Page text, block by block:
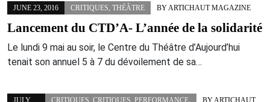
JUNE 23, 2016 CRITIQUES THÉÂTRE BY ARTICHAUT MAGAZINE
Lancement du CTD’A- L’année de la solidarité
Le lundi 9 mai au soir, le Centre du Théâtre d’Aujourd’hui
tenait son annuel 5 à 7 du dévoilement de sa…
JULY
CRITIQUES CRITIQUES PERFORMANCE,
BY ARTICHAUT